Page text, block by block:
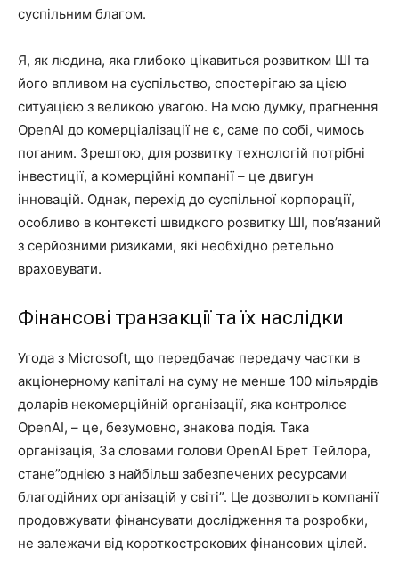
суспільним благом.
Я, як людина, яка глибоко цікавиться розвитком ШІ та
його впливом на суспільство, спостерігаю за цією
ситуацією з великою увагою. На мою думку, прагнення
OpenAI до комерціалізації не є, саме по собі, чимось
поганим. Зрештою, для розвитку технологій потрібні
інвестиції, а комерційні компанії – це двигун
інновацій. Однак, перехід до суспільної корпорації,
особливо в контексті швидкого розвитку ШІ, пов’язаний
з серйозними ризиками, які необхідно ретельно
враховувати.
Фінансові транзакції та їх наслідки
Угода з Microsoft, що передбачає передачу частки в
акціонерному капіталі на суму не менше 100 мільярдів
доларів некомерційній організації, яка контролює
OpenAI, – це, безумовно, знакова подія. Така
організація, За словами голови OpenAI Брет Тейлора,
стане”однією з найбільш забезпечених ресурсами
благодійних організацій у світі”. Це дозволить компанії
продовжувати фінансувати дослідження та розробки,
не залежачи від короткострокових фінансових цілей.